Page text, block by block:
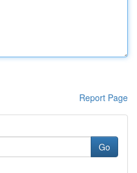
Report Page
Go